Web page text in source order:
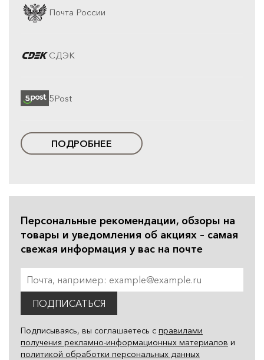
Почта России
СДЭК
5Post
ПОДРОБНЕЕ
Персональные рекомендации, обзоры на
товары и уведомления об акциях – самая
свежая информация у вас на почте
ПОДПИСАТЬСЯ
Подписываясь, вы соглашаетесь с правилами
получения рекламно-информационных материалов и
политикой обработки персональных данных